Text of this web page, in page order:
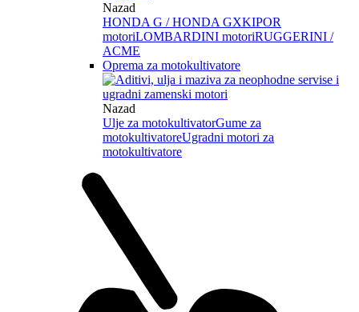
Nazad
HONDA G / HONDA GXKIPOR
motoriLOMBARDINI motoriRUGGERINI /
ACME
Oprema za motokultivatore
Nazad
Ulje za motokultivatorGume za
motokultivatoreUgradni motori za
motokultivatore